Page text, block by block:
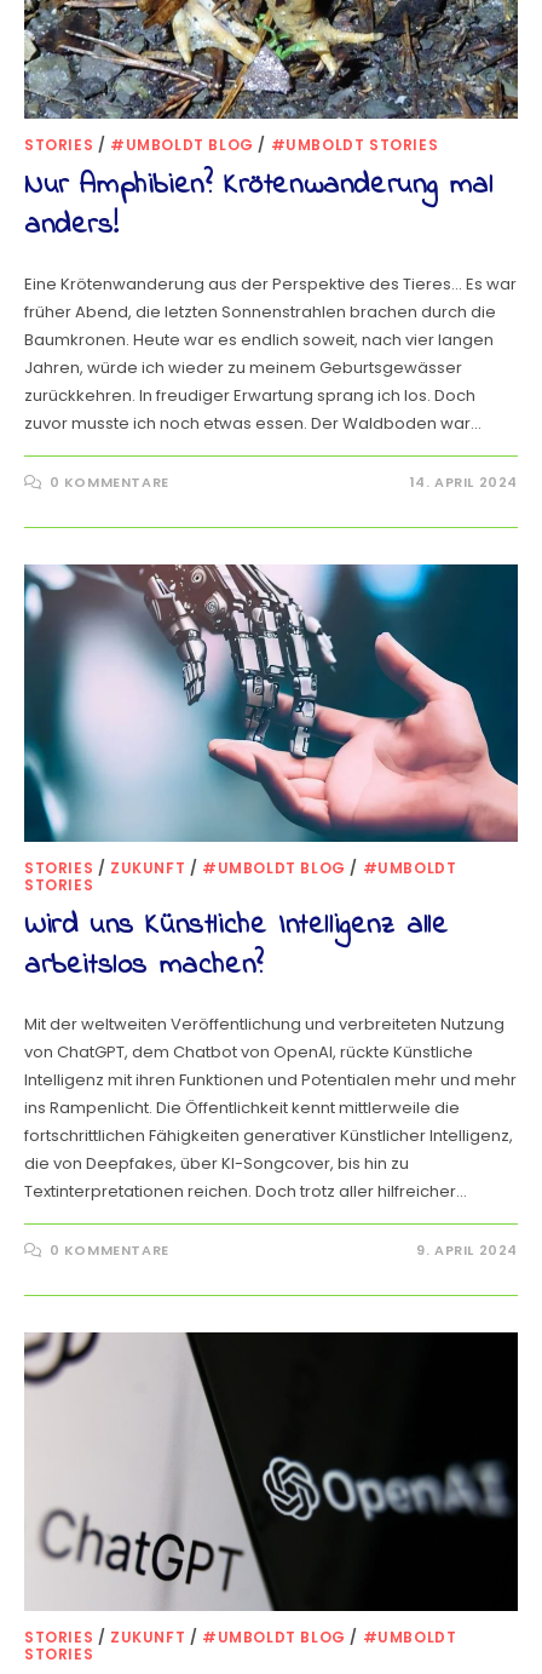
STORIES / #UMBOLDT BLOG / #UMBOLDT STORIES
Nur Amphibien? Krötenwanderung mal
anders!
Eine Krötenwanderung aus der Perspektive des Tieres... Es war
früher Abend, die letzten Sonnenstrahlen brachen durch die
Baumkronen. Heute war es endlich soweit, nach vier langen
Jahren, würde ich wieder zu meinem Geburtsgewässer
zurückkehren. In freudiger Erwartung sprang ich los. Doch
zuvor musste ich noch etwas essen. Der Waldboden war…
0 KOMMENTARE 14. APRIL 2024
STORIES / ZUKUNFT / #UMBOLDT BLOG / #UMBOLDT
STORIES
Wird uns Künstliche Intelligenz alle
arbeitslos machen?
Mit der weltweiten Veröffentlichung und verbreiteten Nutzung
von ChatGPT, dem Chatbot von OpenAI, rückte Künstliche
Intelligenz mit ihren Funktionen und Potentialen mehr und mehr
ins Rampenlicht. Die Öffentlichkeit kennt mittlerweile die
fortschrittlichen Fähigkeiten generativer Künstlicher Intelligenz,
die von Deepfakes, über KI-Songcover, bis hin zu
Textinterpretationen reichen. Doch trotz aller hilfreicher…
0 KOMMENTARE 9. APRIL 2024
STORIES / ZUKUNFT / #UMBOLDT BLOG / #UMBOLDT
STORIES